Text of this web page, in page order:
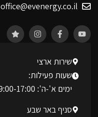
office@evenergy.co.il
שירות ארצי
שעות פעילות:
ימים א'-ה': 09:00-17:00
סניף באר שבע